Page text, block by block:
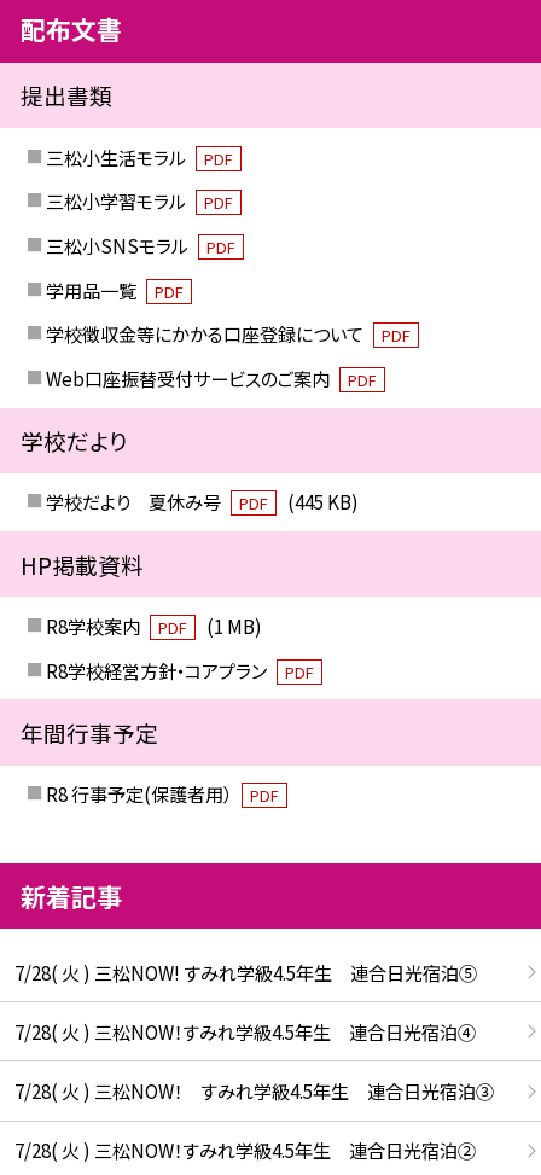
配布文書
提出書類
三松小生活モラル PDF
三松小学習モラル PDF
三松小SNSモラル PDF
学用品一覧 PDF
学校徴収金等にかかる口座登録について PDF
Web口座振替受付サービスのご案内 PDF
学校だより
学校だより 夏休み号 PDF (445 KB)
HP掲載資料
R8学校案内 PDF
(1 MB)
R8学校経営方針・コアプラン
PDF
年間行事予定
R8 行事予定(保護者用） PDF
新着記事
7/28( 火 ) 三松NOW! すみれ学級4.5年生 連合日光宿泊⑤
7/28( 火 ) 三松NOW！すみれ学級4.5年生 連合日光宿泊④
7/28( 火 ) 三松NOW！ すみれ学級4.5年生 連合日光宿泊③
7/28( 火 ) 三松NOW！すみれ学級4.5年生 連合日光宿泊②